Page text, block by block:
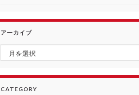
アーカイブ
アーカイブ
CATEGORY